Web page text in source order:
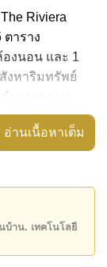
Riviera
าราง
งนอน และ 1
งหาริมทรัพย์
ำนวยความ
รบ,
นกลาง ได้
ห้องเกมส์,
ก่: เดินทาง
, ตลาดน้ำสี่
อ่านเนื้อหาเต็ม
บ้าน. เทคโนโลยี